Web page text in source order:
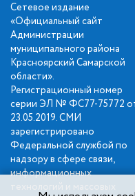
Сетевое издание
«Официальный сайт
Администрации
муниципального района
Красноярский Самарской
области».
Регистрационный номер
серии ЭЛ № ФС77-75772
23.05.2019. СМИ
зарегистрировано
Федеральной службой по
надзору в сфере связи,
информационных
технологий и массовых